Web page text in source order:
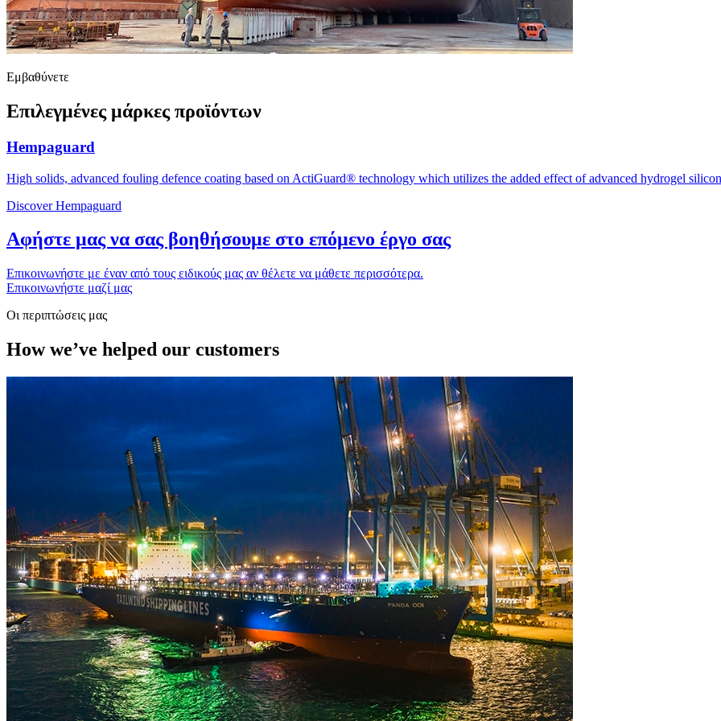
Εμβαθύνετε
Επιλεγμένες μάρκες προϊόντων
Hempaguard
High solids, advanced fouling defence coating based on ActiGuard® technology which utilizes the added effect of advanced hydrogel
Discover Hempaguard
Αφήστε μας να σας βοηθήσουμε στο επόμενο έργο σας
Επικοινωνήστε με έναν από τους ειδικούς μας αν θέλετε να μάθετε περισσότερα.
Επικοινωνήστε μαζί μας
Οι περιπτώσεις μας
How we’ve helped our customers